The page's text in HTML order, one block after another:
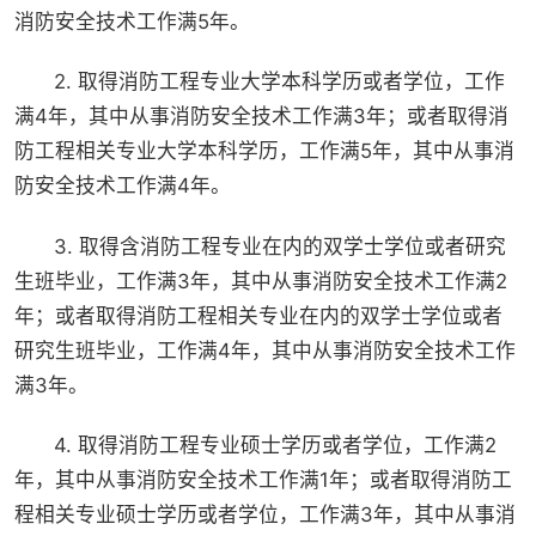
消防安全技术工作满5年。
2. 取得消防工程专业大学本科学历或者学位，工作
满4年，其中从事消防安全技术工作满3年；或者取得消
防工程相关专业大学本科学历，工作满5年，其中从事消
防安全技术工作满4年。
3. 取得含消防工程专业在内的双学士学位或者研究
生班毕业，工作满3年，其中从事消防安全技术工作满2
年；或者取得消防工程相关专业在内的双学士学位或者
研究生班毕业，工作满4年，其中从事消防安全技术工作
满3年。
4. 取得消防工程专业硕士学历或者学位，工作满2
年，其中从事消防安全技术工作满1年；或者取得消防工
程相关专业硕士学历或者学位，工作满3年，其中从事消